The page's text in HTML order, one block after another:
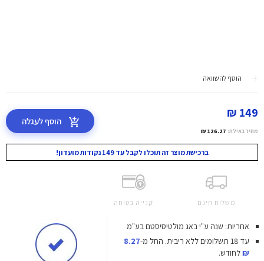
הוסף להשוואה
149 ₪
מחיר באילת: 126.27 ₪
הוסף לעגלה
ברכישת מוצר זה תוכלו לקבל עד 149 נקודות מועדון!
משלוח חינם קנייה בטוחה
אחריות: שנה ע"י באג מולטיסיסטם בע"מ
עד 18 תשלומים ללא ריבית.
החל מ-8.27
₪לחודש.